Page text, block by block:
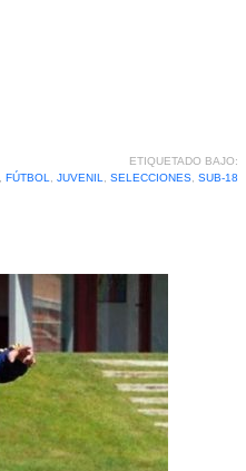
ETIQUETADO BAJO:
FÚTBOL JUVENIL SELECCIONES, SUB-18